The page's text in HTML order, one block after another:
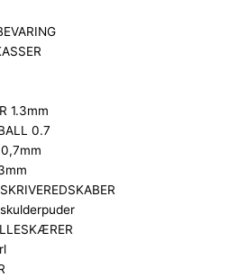
1.3mm
0.7